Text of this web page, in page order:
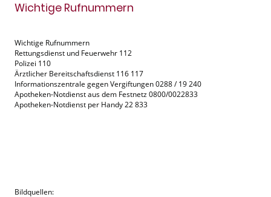
Wichtige Rufnummern
Wichtige Rufnummern
Rettungsdienst und Feuerwehr 112
Polizei 110
Ärztlicher Bereitschaftsdienst 116 117
Informationszentrale gegen Vergiftungen 0288 / 19 240
Apotheken-Notdienst aus dem Festnetz 0800/0022833
Apotheken-Notdienst per Handy 22 833
Bildquellen: